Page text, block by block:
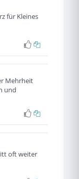
für Kleines
Mehrheit
und
oft weiter